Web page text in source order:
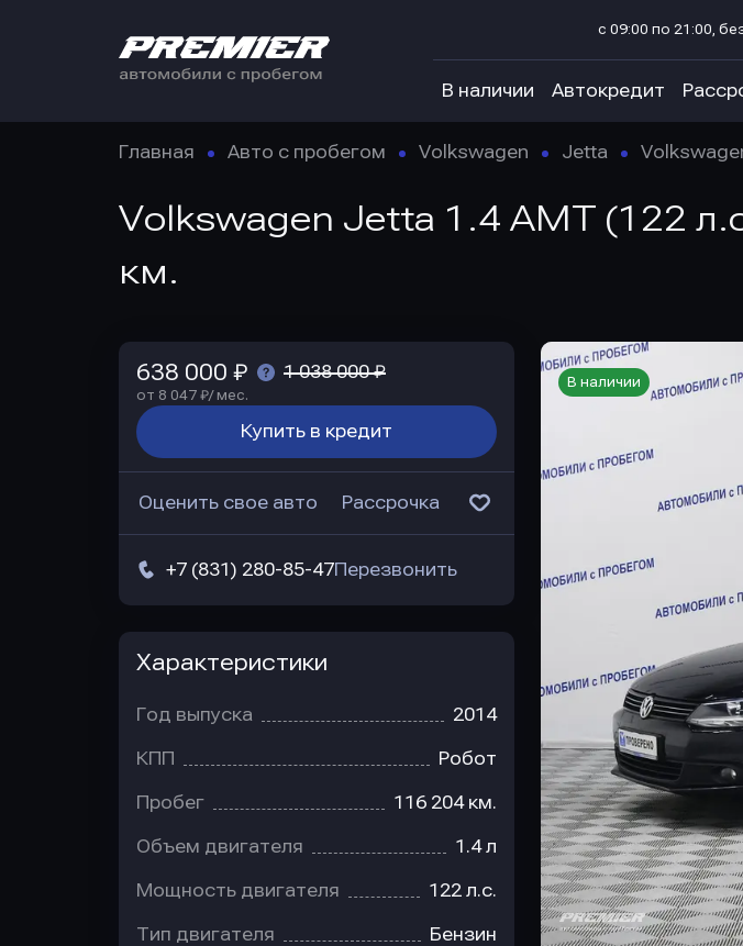
с 09:00 по 21:00,
В наличии Автокредит
Главная Авто с пробегом Volkswagen Jetta
Volkswagen Jetta 1.4 AMT (122
км.
В наличии
638 000 ₽ 1 038 000 ₽
от 8 047 ₽/ мес.
Купить в кредит
Оценить свое авто Рассрочка
+7 (831) 280-85-47Перезвонить
Характеристики
Год выпуска 2014
КПП Робот
Пробег 116 204 км.
Объем двигателя 1.4 л
Мощность двигателя 122 л.с.
Тип двигателя Бензин